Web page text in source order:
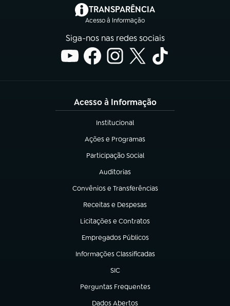
TRANSPARÊNCIA
Acesso à Informação
(abre em nova aba)
Siga-nos nas redes sociais
Acesso à Informação
Institucional
(abre em nova aba)
Ações e Programas
(abre em nova aba)
Participação Social
(abre em nova aba)
Auditorias
(abre em nova aba)
Convênios e Transferências
(abre em nova aba)
Receitas e Despesas
(abre em nova aba)
Licitações e Contratos
(abre em nova aba)
Empregados Públicos
(abre em nova aba)
Informações Classificadas
(abre em nova aba)
SIC
(abre em nova aba)
Perguntas Frequentes
(abre em nova aba)
Dados Abertos